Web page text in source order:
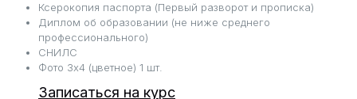
Ксерокопия паспорта (Первый разворот и прописка)
Диплом об образовании (не ниже среднего
профессионального)
СНИЛС
Фото 3х4 (цветное) 1 шт.
Записаться на курс